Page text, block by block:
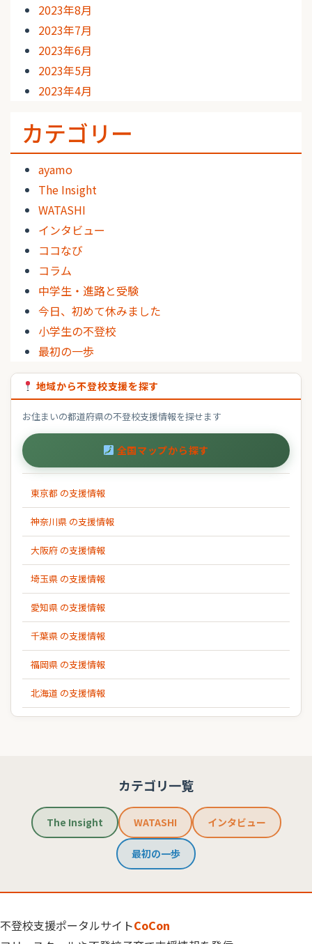
2023年8月
2023年7月
2023年6月
2023年5月
2023年4月
カテゴリー
ayamo
The Insight
WATASHI
インタビュー
ココなび
コラム
中学生・進路と受験
今日、初めて休みました
小学生の不登校
最初の一歩
地域から不登校支援を探す
お住まいの都道府県の不登校支援情報を探せます
全国マップから探す
東京都 の支援情報
神奈川県 の支援情報
大阪府 の支援情報
埼玉県 の支援情報
愛知県 の支援情報
千葉県 の支援情報
福岡県 の支援情報
北海道 の支援情報
カテゴリ一覧
The Insight WATASHI インタビュー
最初の一歩
不登校支援ポータルサイトCoCon